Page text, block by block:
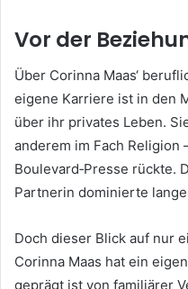
Vor der
Über Corinna Maas‘
eigene Karriere ist in den
über ihr privates Leben.
anderem im Fach Religion
Boulevard‑Presse rückte.
Partnerin dominierte
Doch dieser Blick auf nur
Corinna Maas hat ein
geprägt ist von familiärer